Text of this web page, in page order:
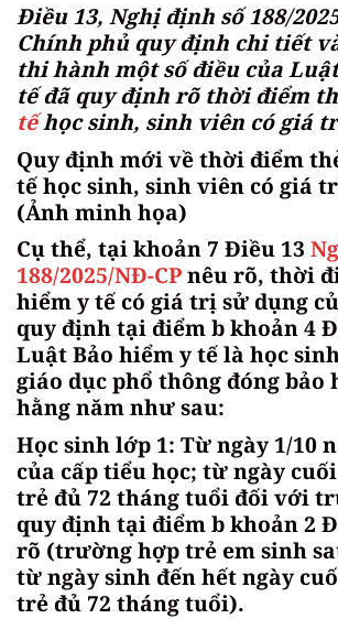
Điều 13, Nghị định số 188/
Chính phủ quy định chi tiết
thi hành một số điều của
tế đã quy định rõ thời điểm
tếhọc sinh, sinh viên có giá
Quy định mới về thời điểm
tế học sinh, sinh viên có giá
(Ảnh minh họa)
Cụ thể, tại khoản 7 Điều 13
188/2025/NĐ-CPnêu rõ, thời
hiểm y tế có giá trị sử dụng
quy định tại điểm b khoản 4
Luật Bảo hiểm y tế là học
giáo dục phổ thông đóng bảo
hằng năm như sau:
Học sinh lớp 1: Từ ngày 1/10
của cấp tiểu học; từ ngày
trẻ đủ 72 tháng tuổi đối với
quy định tại điểm b khoản 2
rõ (trường hợp trẻ em sinh
từ ngày sinh đến hết ngày
trẻ đủ 72 tháng tuổi).